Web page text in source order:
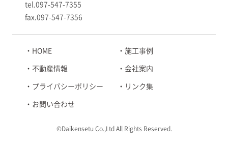
tel.097-547-7355
fax.097-547-7356
HOME 施工事例
不動産情報 会社案内
プライバシーポリシー リンク集
お問い合わせ
©Daikensetu Co.,Ltd All Rights Reserved.